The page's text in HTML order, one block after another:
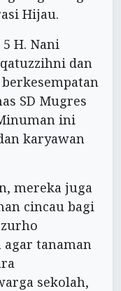
Hijau.
H. Nani
dan
SD Mugres
ini
karyawan
mereka juga
cincau bagi
tanaman
sekolah,